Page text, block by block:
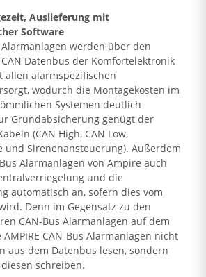
Auslieferung mit
Software
Alarmanlagen werden über den
Datenbus der Komfortelektronik
allen alarmspezifischen
wodurch die Montagekosten im
Systemen deutlich
Grundabsicherung genügt der
(CAN High, CAN Low,
und Sirenenansteuerung). Außerdem
Alarmanlagen von Ampire auch
und die
automatisch an, sofern dies vom
Denn im Gegensatz zu den
CAN-Bus Alarmanlagen auf dem
CAN-Bus Alarmanlagen nicht
aus dem Datenbus lesen, sondern
schreiben.